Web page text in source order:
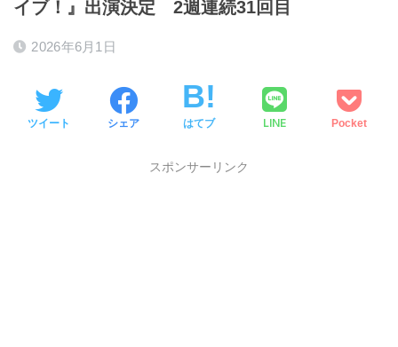
イブ！』出演決定 2週連続31回目
2026年6月1日
ツイート シェア はてブ LINE Pocket
スポンサーリンク